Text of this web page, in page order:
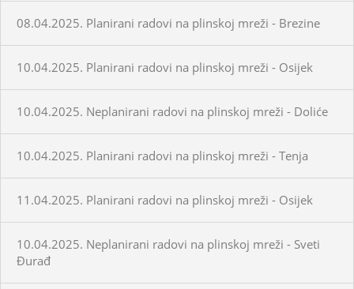
08.04.2025. Planirani radovi na plinskoj mreži - Brezine
10.04.2025. Planirani radovi na plinskoj mreži - Osijek
10.04.2025. Neplanirani radovi na plinskoj mreži - Doliće
10.04.2025. Planirani radovi na plinskoj mreži - Tenja
11.04.2025. Planirani radovi na plinskoj mreži - Osijek
10.04.2025. Neplanirani radovi na plinskoj mreži - Sveti
Đurađ